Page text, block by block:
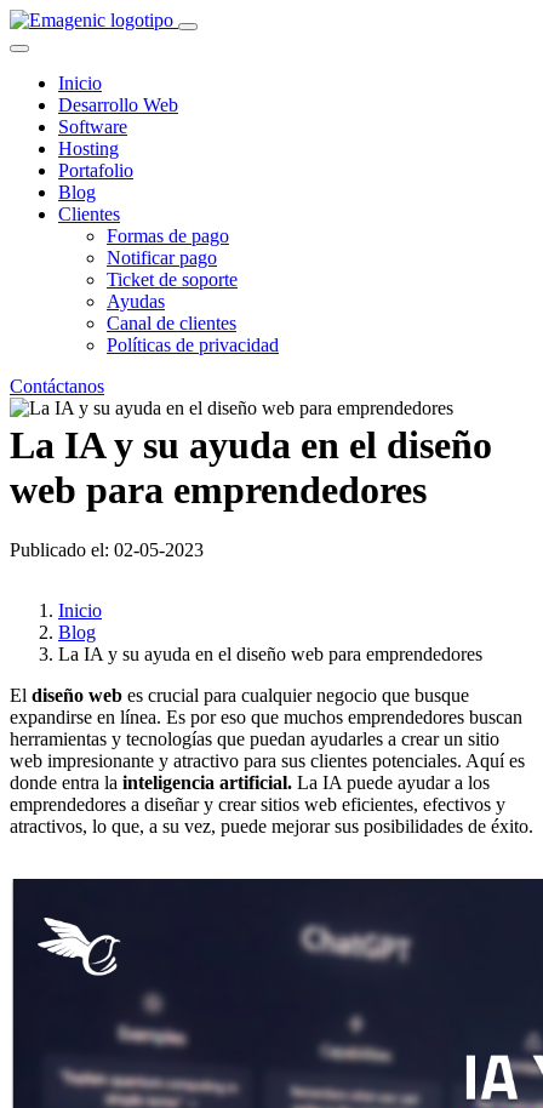
Inicio
Desarrollo Web
Software
Hosting
Portafolio
Blog
Clientes
Formas de pago
Notificar pago
Ticket de soporte
Ayudas
Canal de clientes
Políticas de privacidad
Contáctanos
La IA y su ayuda en el diseño
web para emprendedores
Publicado el: 02-05-2023
Inicio
Blog
La IA y su ayuda en el diseño web para emprendedores
El diseño web es crucial para cualquier negocio que busque
expandirse en línea. Es por eso que muchos emprendedores buscan
herramientas y tecnologías que puedan ayudarles a crear un sitio
web impresionante y atractivo para sus clientes potenciales. Aquí es
donde entra la inteligencia artificial. La IA puede ayudar a los
emprendedores a diseñar y crear sitios web eficientes, efectivos y
atractivos, lo que, a su vez, puede mejorar sus posibilidades de éxito.